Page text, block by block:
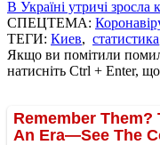
В Україні утричі зросла
СПЕЦТЕМА:
ТЕГИ: Киев, статистика
Якщо ви помітили
натисніть Ctrl + Enter,